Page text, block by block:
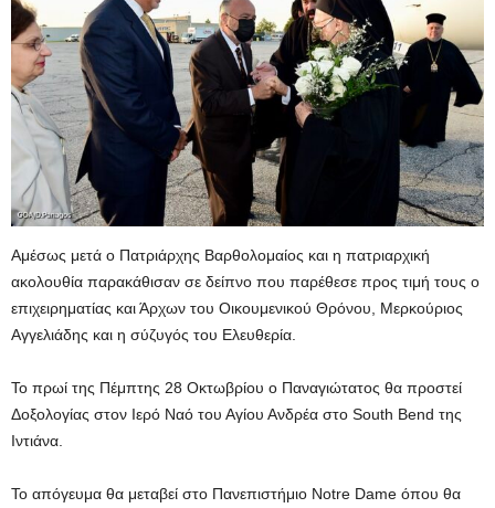
Αμέσως μετά ο Πατριάρχης Βαρθολομαίος και η πατριαρχική
ακολουθία παρακάθισαν σε δείπνο που παρέθεσε προς τιμή τους ο
επιχειρηματίας και Άρχων του Οικουμενικού Θρόνου, Μερκούριος
Αγγελιάδης και η σύζυγός του Ελευθερία.
Το πρωί της Πέμπτης 28 Οκτωβρίου ο Παναγιώτατος θα προστεί
Δοξολογίας στον Ιερό Ναό του Αγίου Ανδρέα στο South Bend της
Ιντιάνα.
Το απόγευμα θα μεταβεί στο Πανεπιστήμιο Notre Dame όπου θα